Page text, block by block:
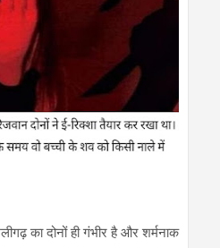
का दोनों ही गंभीर है और शर्मनाक